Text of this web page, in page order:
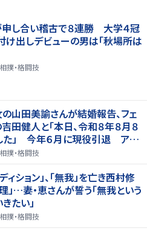
申し合い稽古で８連勝 大学４冠
出しデビューの男は「秋場所は
相撲・格闘技
山田美諭さんが結婚報告、フェ
田健人と「本日、令和８年８月８
た」 今年６月に現役引退 アス
祝福の声
相撲・格闘技
ィション」、「無我」を亡き西村修
」…妻・恵さんが誓う「無我という
たい」
相撲・格闘技